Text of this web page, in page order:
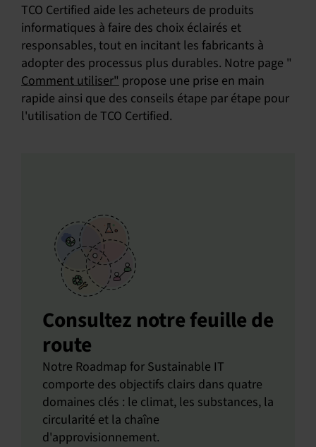
TCO Certified aide les acheteurs de produits
informatiques à faire des choix éclairés et
responsables, tout en incitant les fabricants à
adopter des processus plus durables. Notre page "
Comment utiliser" propose une prise en main
rapide ainsi que des conseils étape par étape pour
l'utilisation de TCO Certified.
Consultez notre feuille de
route
Notre Roadmap for Sustainable IT
comporte des objectifs clairs dans quatre
domaines clés : le climat, les substances, la
circularité et la chaîne
d'approvisionnement.